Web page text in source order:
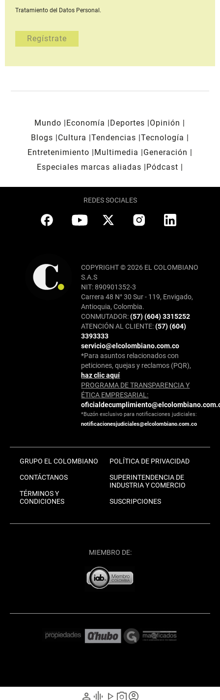
person graphic_eq play_arrow photo_cameraaccount_circle
Tratamiento del Datos Personal.
Mundo Economía Deportes
Opinión
Blogs
Cultura Tendencias Tecnología
Entretenimiento
Multimedia
Generación
Especiales marcas aliadas
Pódcast
REDES SOCIALES
COPYRIGHT © 2026 EL COLOMBIANO
S.A.S
NIT: 890901352-3
Carrera 48 N° 30 Sur - 119, Envigado,
Antioquia, Colombia.
CONMUTADOR:(57) (604) 3315252
ATENCIÓN AL CLIENTE:(57) (604)
3393333
servicio@elcolombiano.com.co
*Para asuntos relacionados con
peticiones, quejas y reclamos (PQR),
haz clic aquí
PROGRAMA DE TRANSPARENCIA Y
ÉTICA EMPRESARIAL:
*Buzón exclusivo para notificaciones judiciales:
notificacionesjudiciales@elcolombiano.com.co
GRUPO EL COLOMBIANO
CONTÁCTANOS
TÉRMINOS Y
CONDICIONES
POLÍTICA DE PRIVACIDAD
SUPERINTENDENCIA DE
INDUSTRIA Y COMERCIO
SUSCRIPCIONES
MIEMBRO DE: